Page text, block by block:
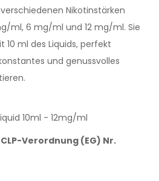
Nikotinstärken
ml, 6 mg/ml und 12 mg/ml. Sie
ml des Liquids, perfekt
und genussvolles
10ml - 12mg/ml
Verordnung (EG) Nr.